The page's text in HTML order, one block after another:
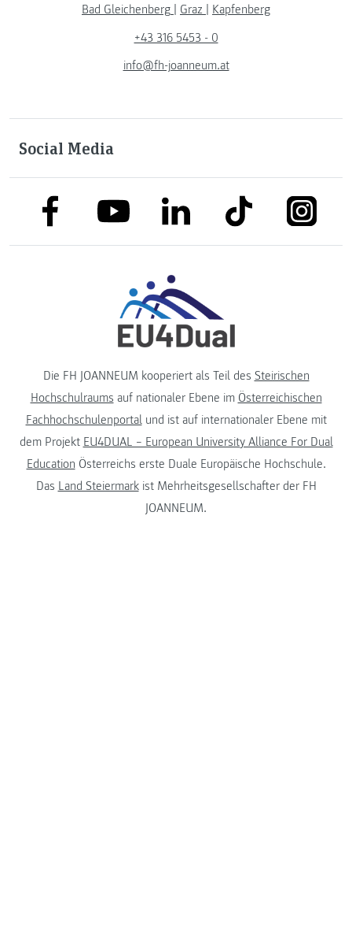
Bad Gleichenberg
Graz
Kapfenberg
+43 316 5453 - 0
info@fh-joanneum.at
Social Media
link to facebooklink to youtubelink to linkedinlink to tiktok
Die FH JOANNEUM kooperiert als Teil des Steirischen
Hochschulraums auf nationaler Ebene im Österreichischen
Fachhochschulenportalund ist auf internationaler Ebene mit
dem Projekt EU4DUAL – European University Alliance For Dual
Education Österreichs erste Duale Europäische Hochschule.
Das Land Steiermarkist Mehrheitsgesellschafter der FH
JOANNEUM.